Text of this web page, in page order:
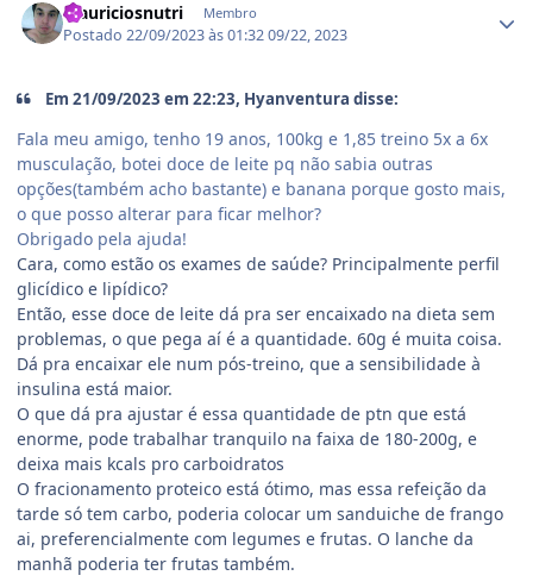
Mauriciosnutri Membro
Postado22/09/2023 às 01:3209/22, 2023
Em 21/09/2023 em 22:23, Hyanventura disse:
Fala meu amigo, tenho 19 anos, 100kg e 1,85 treino 5x a 6x
musculação, botei doce de leite pq não sabia outras
opções(também acho bastante) e banana porque gosto mais,
o que posso alterar para ficar melhor?
Obrigado pela ajuda!
Cara, como estão os exames de saúde? Principalmente perfil
glicídico e lipídico?
Então, esse doce de leite dá pra ser encaixado na dieta sem
problemas, o que pega aí é a quantidade. 60g é muita coisa.
Dá pra encaixar ele num pós-treino, que a sensibilidade à
insulina está maior.
O que dá pra ajustar é essa quantidade de ptn que está
enorme, pode trabalhar tranquilo na faixa de 180-200g, e
deixa mais kcals pro carboidratos
O fracionamento proteico está ótimo, mas essa refeição da
tarde só tem carbo, poderia colocar um sanduiche de frango
ai, preferencialmente com legumes e frutas. O lanche da
manhã poderia ter frutas também.